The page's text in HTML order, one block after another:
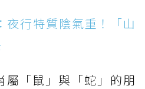
夜行特質陰氣重！「山
屬「鼠」與「蛇」的朋